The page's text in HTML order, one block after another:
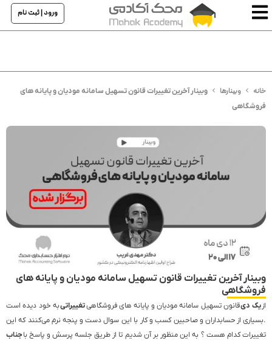
ورود | ثبت نام
خانه وبینارها
وبینار آخرین تغییرات قانون تسهیل سامانه مودیان و پایانه های
فروشگاهی
وبینار آخرین تغییرات قانون تسهیل سامانه مودیان و پایانه های
فروشگاهی
ازیک دیقانون تسهیل سامانه مودیان و پایانه های فروشگاهیتغییراتیبه خود دیده است
.بسیاری از حسابداران و صاحبین کسب و کار با این سوال دست و پنجه نرم می‌کنند که این
تغییرات کدام هست ؟ به این منظور بر آن شدیم تا از طریق جلسه پرسش و پاسخ باجناب